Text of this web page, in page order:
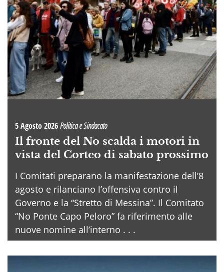
5 Agosto 2026Politica e Sindacato
Il fronte del No scalda i motori in
vista del Corteo di sabato prossimo
I Comitati preparano la manifestazione dell’8
agosto e rilanciano l’offensiva contro il
Governo e la “Stretto di Messina”. Il Comitato
“No Ponte Capo Peloro” fa riferimento alle
nuove nomine all’interno . . .